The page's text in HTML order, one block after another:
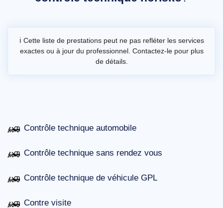
ℹ️ Cette liste de prestations peut ne pas refléter les services
exactes ou à jour du professionnel. Contactez-le pour plus
de détails.
Contrôle technique automobile
Contrôle technique sans rendez vous
Contrôle technique de véhicule GPL
Contre visite